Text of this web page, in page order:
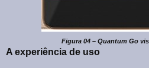
Figura 04 – Quantum Go
A experiência de uso